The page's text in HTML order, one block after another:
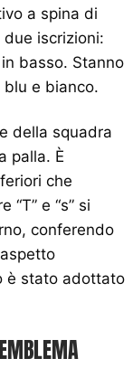
a spina di
iscrizioni:
in basso. Stanno
e bianco.
della squadra
palla. È
che
e “s” si
conferendo
è stato adottato